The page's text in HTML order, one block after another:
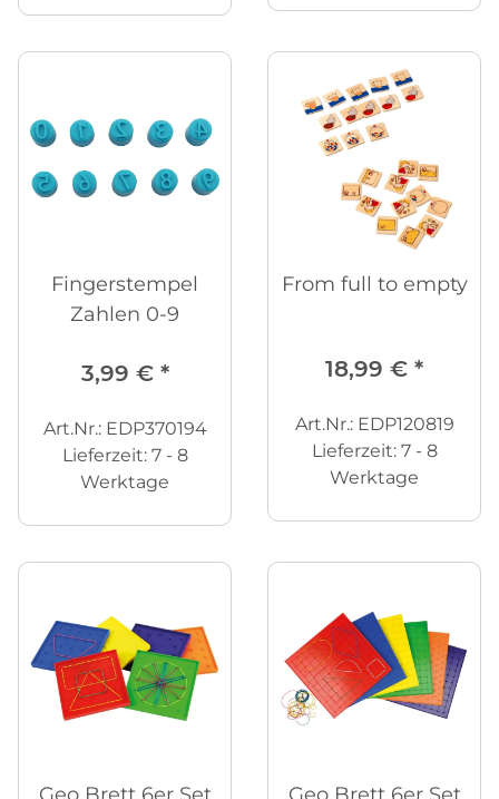
Fingerstempel
Zahlen 0-9
3,99 € *
Art.Nr.: EDP370194
Lieferzeit: 7 - 8
Werktage
From full to empty
18,99 € *
Art.Nr.: EDP120819
Lieferzeit: 7 - 8
Werktage